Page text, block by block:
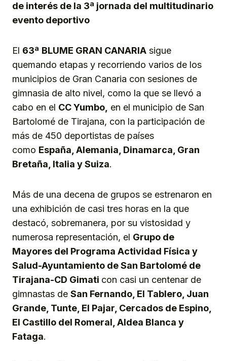
de interés de la 3ª jornada del multitudinario
evento deportivo
El 63ª BLUME GRAN CANARIA sigue
quemando etapas y recorriendo varios de los
municipios de Gran Canaria con sesiones de
gimnasia de alto nivel, como la que se llevó a
cabo en el CC Yumbo, en el municipio de San
Bartolomé de Tirajana, con la participación de
más de 450 deportistas de países
como España, Alemania, Dinamarca, Gran
Bretaña, Italia y Suiza.
Más de una decena de grupos se estrenaron en
una exhibición de casi tres horas en la que
destacó, sobremanera, por su vistosidad y
numerosa representación, el Grupo de
Mayores del Programa Actividad Física y
Salud-Ayuntamiento de San Bartolomé de
Tirajana-CD Gimati con casi un centenar de
gimnastas de San Fernando, El Tablero, Juan
Grande, Tunte, El Pajar, Cercados de Espino,
El Castillo del Romeral, Aldea Blanca y
Fataga.